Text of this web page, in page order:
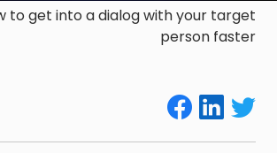
to get into a dialog with your target
person faster